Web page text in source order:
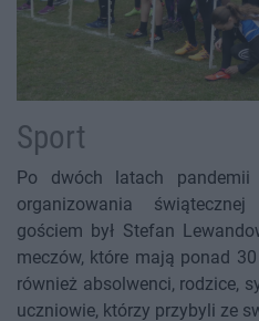
Sport
Po dwóch latach pandemii
organizowania
gościem był Stefan
meczów, które mają ponad
również absolwenci, rodzice,
uczniowie, którzy przybyli ze